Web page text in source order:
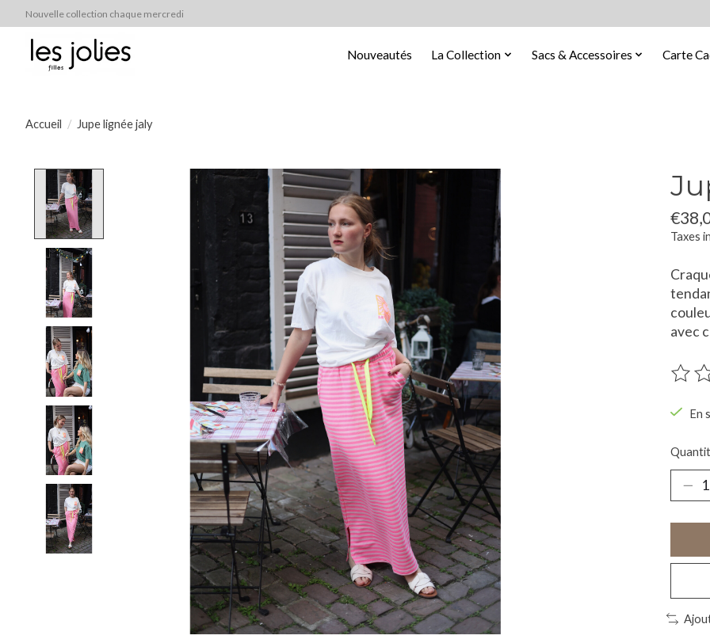
Nouvelle collection chaque mercredi
Nouveautés La Collection Sacs & Accessoires Carte
Accueil / Jupe lignée jaly
Product image slideshow Items
Taxes
avec
Ce
En